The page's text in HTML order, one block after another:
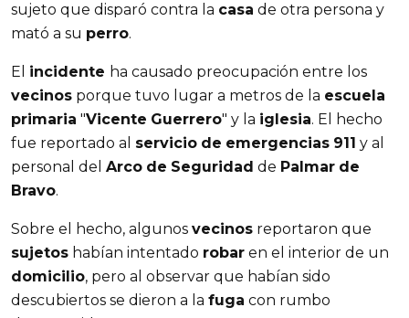
sujeto que disparó contra la casa de otra persona y
mató a su perro.
El incidente ha causado preocupación entre los
vecinos porque tuvo lugar a metros de la escuela
primaria "Vicente Guerrero" y la iglesia. El hecho
fue reportado al servicio de emergencias 911 y al
personal del Arco de Seguridad de Palmar de
Bravo.
Sobre el hecho, algunos vecinos reportaron que
sujetos habían intentado robar en el interior de un
domicilio, pero al observar que habían sido
descubiertos se dieron a la fuga con rumbo